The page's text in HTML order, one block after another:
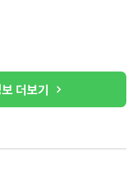
더보기